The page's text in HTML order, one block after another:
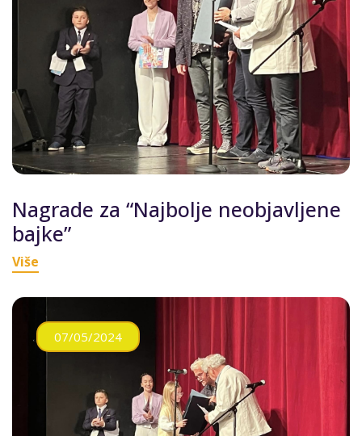
Nagrade za “Najbolje neobjavljene
bajke”
Više
07/05/2024